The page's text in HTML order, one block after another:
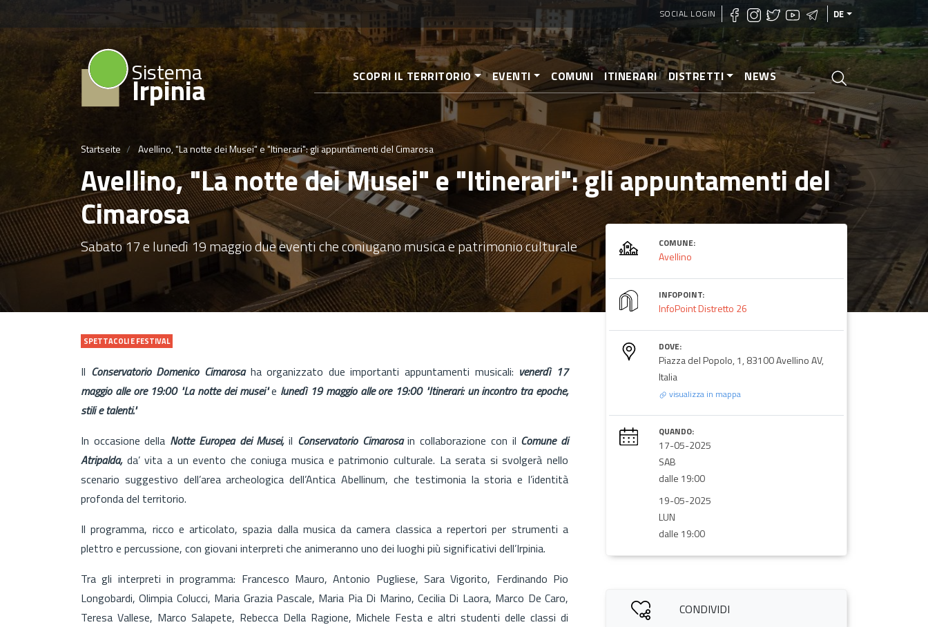
zum
Inhalt
SOCIAL LOGIN DE
Sistema
Irpinia SCOPRI IL TERRITORIO EVENTI COMUNI ITINERARI DISTRETTI NEWS
Startseite Avellino, "La notte dei Musei" e "Itinerari": gli appuntamenti del Cimarosa
Avellino, "La notte dei Musei" e "Itinerari": gli appuntamenti del
Cimarosa
Sabato 17 e lunedì 19 maggio due eventi che coniugano musica e patrimonio culturale
SPETTACOLI E FESTIVAL
Il Conservatorio Domenico Cimarosaha organizzato due importanti appuntamenti musicali: venerdì 17
maggio alle ore 19:00 "La notte dei musei"e lunedì 19 maggio alle ore 19:00 "Itinerari: un incontro tra epoche,
stili e talenti."
In occasione della Notte Europea dei Musei,il Conservatorio Cimarosain collaborazione con il Comune di
Atripalda, da’ vita a un evento che coniuga musica e patrimonio culturale. La serata si svolgerà nello
scenario suggestivo dell’area archeologica dell’Antica Abellinum, che testimonia la storia e l’identità
profonda del territorio.
Il programma, ricco e articolato, spazia dalla musica da camera classica a repertori per strumenti a
plettro e percussione, con giovani interpreti che animeranno uno dei luoghi più significativi dell’Irpinia.
Tra gli interpreti in programma: Francesco Mauro, Antonio Pugliese, Sara Vigorito, Ferdinando Pio
Longobardi, Olimpia Colucci, Maria Grazia Pascale, Maria Pia Di Marino, Cecilia Di Laora, Marco De Caro,
Teresa Vallese, Marco Salapete, Rebecca Della Ragione, Michele Festa e altri studenti delle classi di
COMUNE:
Avellino
INFOPOINT:
InfoPoint Distretto 26
DOVE:
Piazza del Popolo, 1, 83100 Avellino AV,
Italia
visualizza in mappa
QUANDO:
17-05-2025
SAB
dalle 19:00
19-05-2025
LUN
dalle 19:00
CONDIVIDI